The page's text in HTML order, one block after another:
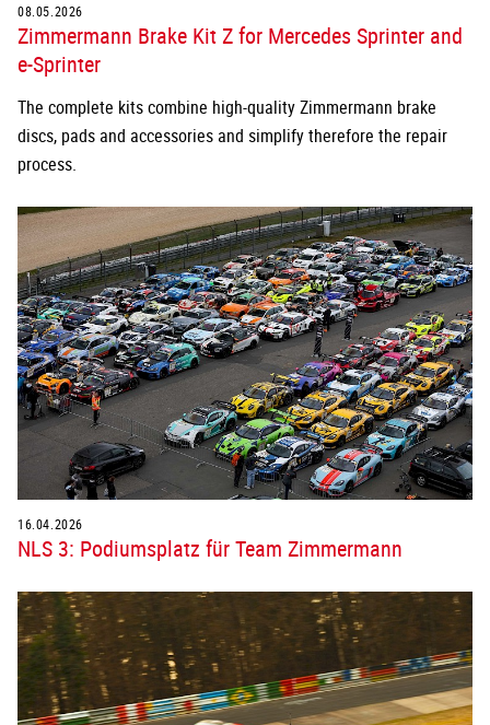
08.05.2026
Zimmermann Brake Kit Z for Mercedes Sprinter and
e-Sprinter
The complete kits combine high-quality Zimmermann brake
discs, pads and accessories and simplify therefore the repair
process.
16.04.2026
NLS 3: Podiumsplatz für Team Zimmermann